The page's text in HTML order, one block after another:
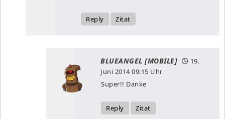
Reply Zitat
BLUEANGEL [MOBILE]
19.
Juni 201409:15 Uhr
Super!! Danke
Reply Zitat